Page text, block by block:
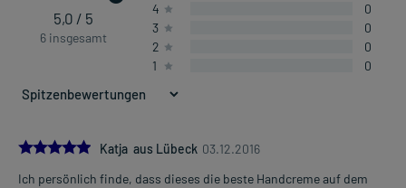
5,0 / 5
6 insgesamt
4
0
3
0
2
0
1
0
5.0
Katja aus Lübeck 03.12.2016
Ich persönlich finde, dass dieses die beste Handcreme auf dem